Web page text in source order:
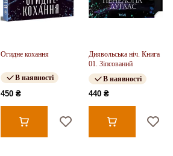
Огидне кохання
В наявності
450 ₴
Диявольська ніч. Книга
01. Зіпсований
В наявності
440 ₴